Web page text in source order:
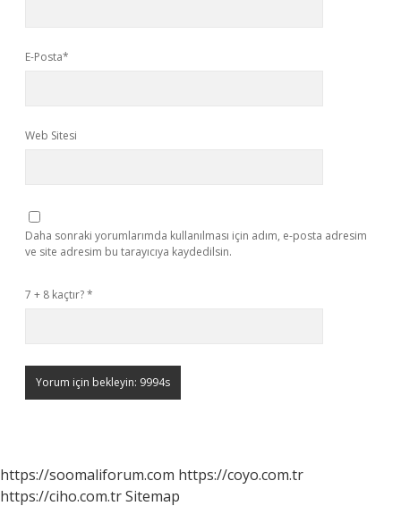
E-Posta*
Web Sitesi
Daha sonraki yorumlarımda kullanılması için adım, e-posta adresim
ve site adresim bu tarayıcıya kaydedilsin.
7 + 8 kaçtır?*
https://soomaliforum.com https://coyo.com.tr
https://ciho.com.trSitemap